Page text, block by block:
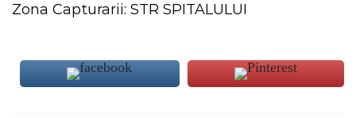
Zona Capturarii: STR SPITALULUI